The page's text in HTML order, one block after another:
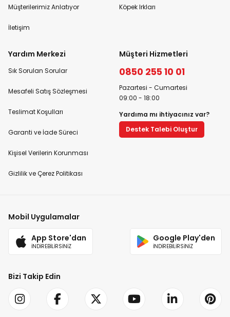
Müşterilerimiz Anlatıyor
İletişim
Köpek Irkları
Yardım Merkezi
Sık Sorulan Sorular
Mesafeli Satış Sözleşmesi
Teslimat Koşulları
Garanti ve İade Süreci
Kişisel Verilerin Korunması
Gizlilik ve Çerez Politikası
Müşteri Hizmetleri
0850 255 10 01
Pazartesi - Cumartesi
09:00 - 18:00
Yardıma mı ihtiyacınız var?
Destek Talebi Oluştur
Mobil Uygulamalar
App Store'dan
İNDİREBİLİRSİNİZ
Google Play'den
İNDİREBİLİRSİNİZ
Bizi Takip Edin